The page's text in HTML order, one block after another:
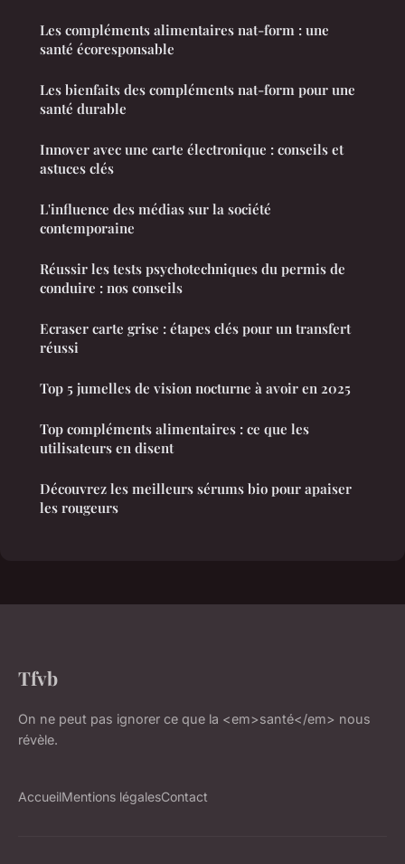
Les compléments alimentaires nat-form : une
santé écoresponsable
Les bienfaits des compléments nat-form pour une
santé durable
Innover avec une carte électronique : conseils et
astuces clés
L'influence des médias sur la société
contemporaine
Réussir les tests psychotechniques du permis de
conduire : nos conseils
Ecraser carte grise : étapes clés pour un transfert
réussi
Top 5 jumelles de vision nocturne à avoir en 2025
Top compléments alimentaires : ce que les
utilisateurs en disent
Découvrez les meilleurs sérums bio pour apaiser
les rougeurs
Tfvb
On ne peut pas ignorer ce que la <em>santé</em> nous
révèle.
AccueilMentions légalesContact